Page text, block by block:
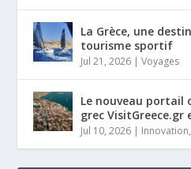
La Grèce, une
tourisme sportif
Jul 21, 2026 |Voyages
Le nouveau portail
grec VisitGreece.gr
Jul 10, 2026 | Innovation